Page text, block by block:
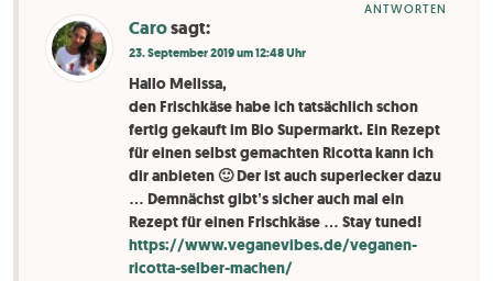
Carosagt:
23. September 2019 um 12:48 Uhr
Hallo Melissa,
den Frischkäse habe ich tatsächlich schon
fertig gekauft im Bio Supermarkt. Ein Rezept
für einen selbst gemachten Ricotta kann ich
dir anbieten 🙂 Der ist auch superlecker dazu
… Demnächst gibt’s sicher auch mal ein
Rezept für einen Frischkäse … Stay tuned!
https://www.veganevibes.de/veganen-
ricotta-selber-machen/
ANTWORTEN